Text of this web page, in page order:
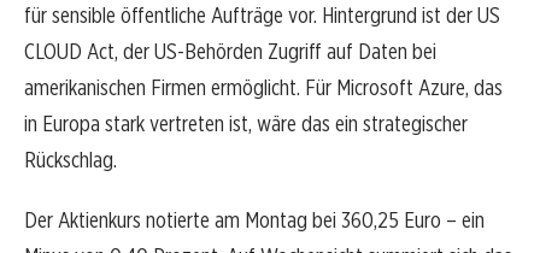
für sensible öffentliche Aufträge vor. Hintergrund ist der US
CLOUD Act, der US-Behörden Zugriff auf Daten bei
amerikanischen Firmen ermöglicht. Für Microsoft Azure, das
in Europa stark vertreten ist, wäre das ein strategischer
Rückschlag.
Der Aktienkurs notierte am Montag bei 360,25 Euro – ein